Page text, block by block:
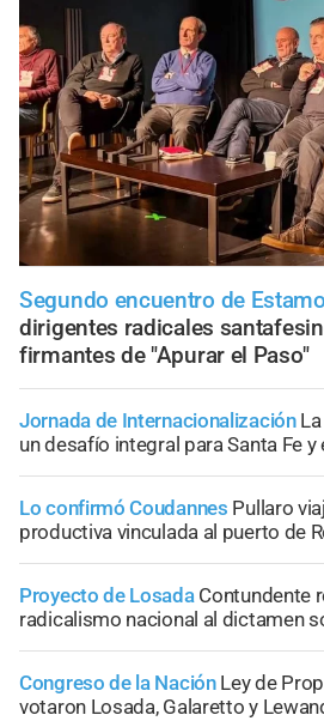
Segundo encuentro de
dirigentes radicales
firmantes de "Apurar el Paso"
Jornada de Internacionalización
un desafío integral para Santa Fe y
Lo confirmó Coudannes Pullaro
productiva vinculada al puerto de
Proyecto de Losada Contundente
radicalismo nacional al dictamen
Congreso de la Nación Ley de
votaron Losada, Galaretto y